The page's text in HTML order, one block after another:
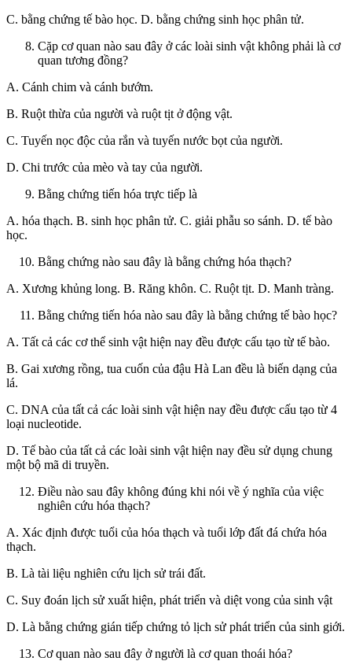
C. bằng chứng tế bào học. D. bằng chứng sinh học phân tử.
Cặp cơ quan nào sau đây ở các loài sinh vật không phải là cơ
quan tương đồng?
A. Cánh chim và cánh bướm.
B. Ruột thừa của người và ruột tịt ở động vật.
C. Tuyến nọc độc của rắn và tuyến nước bọt của người.
D. Chi trước của mèo và tay của người.
Bằng chứng tiến hóa trực tiếp là
A. hóa thạch. B. sinh học phân tử. C. giải phẫu so sánh. D. tế bào
học.
Bằng chứng nào sau đây là bằng chứng hóa thạch?
A. Xương khủng long. B. Răng khôn. C. Ruột tịt. D. Manh tràng.
Bằng chứng tiến hóa nào sau đây là bằng chứng tế bào học?
A. Tất cả các cơ thể sinh vật hiện nay đều được cấu tạo từ tế bào.
B. Gai xương rồng, tua cuốn của đậu Hà Lan đều là biến dạng của
lá.
C. DNA của tất cả các loài sinh vật hiện nay đều được cấu tạo từ 4
loại nucleotide.
D. Tế bào của tất cả các loài sinh vật hiện nay đều sử dụng chung
một bộ mã di truyền.
Điều nào sau đây không đúng khi nói về ý nghĩa của việc
nghiên cứu hóa thạch?
A. Xác định được tuổi của hóa thạch và tuổi lớp đất đá chứa hóa
thạch.
B. Là tài liệu nghiên cứu lịch sử trái đất.
C. Suy đoán lịch sử xuất hiện, phát triển và diệt vong của sinh vật
D. Là bằng chứng gián tiếp chứng tỏ lịch sử phát triển của sinh giới.
Cơ quan nào sau đây ở người là cơ quan thoái hóa?